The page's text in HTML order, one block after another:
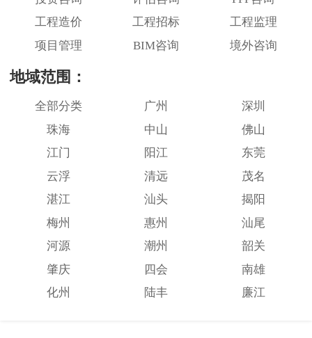
工程造价
工程招标
工程监理
项目管理
BIM咨询 境外咨询
地域范围：
全部分类 广州
深圳
珠海
中山
佛山
江门
阳江
东莞
云浮
清远
茂名
湛江
汕头
揭阳
梅州
惠州
汕尾
河源
潮州
韶关
肇庆
四会
南雄
化州
陆丰 廉江